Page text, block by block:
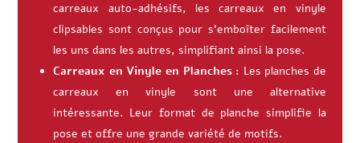
carreaux auto-adhésifs, les carreaux en vinyle
clipsables sont conçus pour s’emboîter facilement
les uns dans les autres, simplifiant ainsi la pose.
Carreaux en Vinyle en Planches : Les planches de
carreaux en vinyle sont une alternative
intéressante. Leur format de planche simplifie la
pose et offre une grande variété de motifs.